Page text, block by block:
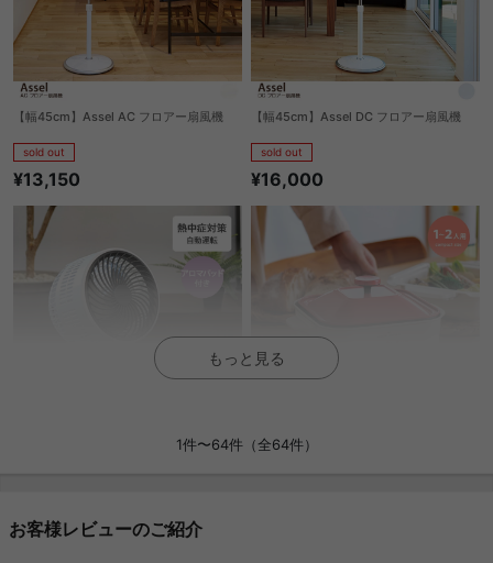
【幅45cm】Assel AC フロアー扇風機
sold out
¥13,150
【幅45cm】Assel DC フロアー扇風機
sold out
¥16,000
もっと見る
1件〜64件（全64件）
お客様レビューのご紹介